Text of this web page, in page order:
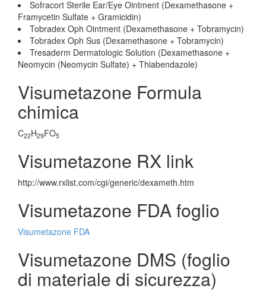
Sofracort Sterile Ear/Eye Ointment (Dexamethasone +
Framycetin Sulfate + Gramicidin)
Tobradex Oph Ointment (Dexamethasone + Tobramycin)
Tobradex Oph Sus (Dexamethasone + Tobramycin)
Tresaderm Dermatologic Solution (Dexamethasone +
Neomycin (Neomycin Sulfate) + Thiabendazole)
Visumetazone Formula
chimica
C22H29FO5
Visumetazone RX link
http://www.rxlist.com/cgi/generic/dexameth.htm
Visumetazone FDA foglio
Visumetazone FDA
Visumetazone DMS (foglio
di materiale di sicurezza)